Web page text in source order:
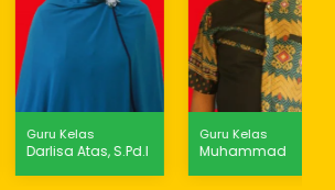
Guru Kelas
Darlisa Atas, S.Pd.I
Guru Kelas
Muhammad